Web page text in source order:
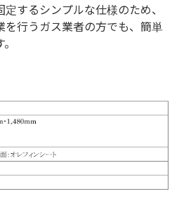
するシンプルな仕様のため、
を行うガス業者の方でも、簡単